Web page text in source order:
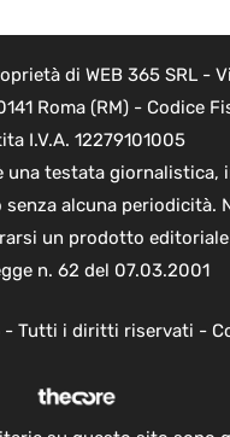
di WEB 365 SRL -
Roma (RM) - Codice
I.V.A. 12279101005
una testata giornalistica,
alcuna periodicità.
un prodotto editoriale
n. 62 del 07.03.2001
- Tutti i diritti riservati -